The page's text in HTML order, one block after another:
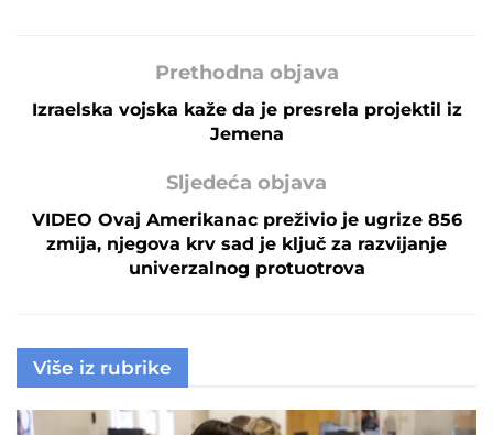
Prethodna objava
Izraelska vojska kaže da je presrela projektil iz
Jemena
Sljedeća objava
VIDEO Ovaj Amerikanac preživio je ugrize 856
zmija, njegova krv sad je ključ za razvijanje
univerzalnog protuotrova
Više iz rubrike